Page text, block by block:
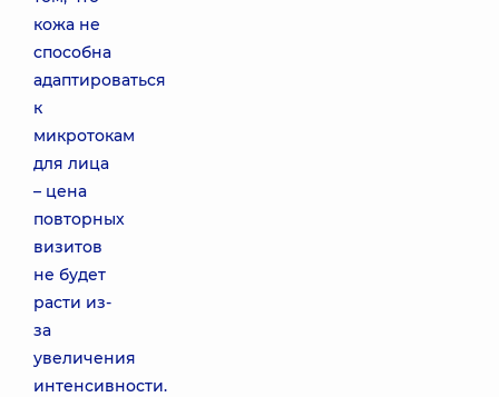
кожа не
способна
адаптироваться
к
микротокам
для лица
– цена
повторных
визитов
не будет
расти из-
за
увеличения
интенсивности.